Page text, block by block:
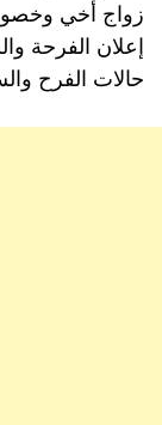
زواج أخي
إعلان الفرحة
حالات الفرح